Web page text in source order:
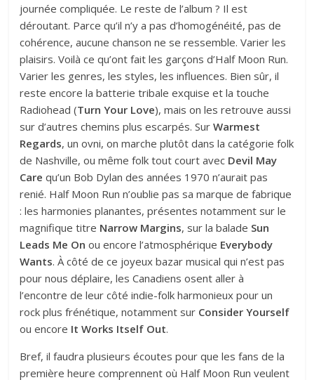
journée compliquée. Le reste de l’album ? Il est
déroutant. Parce qu’il n’y a pas d’homogénéité, pas de
cohérence, aucune chanson ne se ressemble. Varier les
plaisirs. Voilà ce qu’ont fait les garçons d’Half Moon Run.
Varier les genres, les styles, les influences. Bien sûr, il
reste encore la batterie tribale exquise et la touche
Radiohead (Turn Your Love), mais on les retrouve aussi
sur d’autres chemins plus escarpés. SurWarmest
Regards, un ovni, on marche plutôt dans la catégorie folk
de Nashville, ou même folk tout court avec Devil May
Care qu’un Bob Dylan des années 1970 n’aurait pas
renié. Half Moon Run n’oublie pas sa marque de fabrique
: les harmonies planantes, présentes notamment sur le
magnifique titre Narrow Margins, sur la balade Sun
Leads Me On ou encore l’atmosphérique Everybody
Wants. À côté de ce joyeux bazar musical qui n’est pas
pour nous déplaire, les Canadiens osent aller à
l’encontre de leur côté indie-folk harmonieux pour un
rock plus frénétique, notamment sur Consider Yourself
ou encore It Works Itself Out.
Bref, il faudra plusieurs écoutes pour que les fans de la
première heure comprennent où Half Moon Run veulent